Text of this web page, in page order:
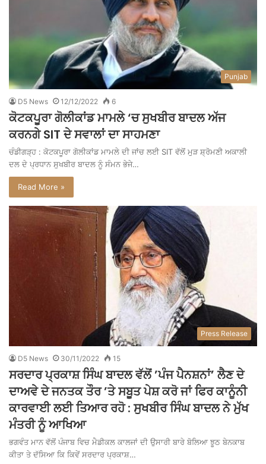
Punjab
D5 News 12/12/2022 6
ਕੋਟਕਪੂਰਾ ਗੋਲੀਕਾਂਡ ਮਾਮਲੇ ‘ਚ ਸੁਖਬੀਰ ਬਾਦਲ ਅੱਜ
ਕਰਨਗੇ SIT ਦੇ ਸਵਾਲਾਂ ਦਾ ਸਾਹਮਣਾ
ਚੰਡੀਗੜ੍ਹ : ਕੋਟਕਪੂਰਾ ਗੋਲੀਕਾਂਡ ਮਾਮਲੇ ਦੀ ਜਾਂਚ ਲਈ SIT ਵੱਲੋਂ ਮੁੜ ਸ਼੍ਰੋਮਣੀ ਅਕਾਲੀ
ਦਲ ਦੇ ਪ੍ਰਧਾਨ ਸੁਖਬੀਰ ਬਾਦਲ ਨੂੰ ਸੰਮਨ ਭੇਜੇ…
Read More »
Press Release
D5 News 30/11/2022 15
ਸਰਦਾਰ ਪ੍ਰਕਾਸ਼ ਸਿੰਘ ਬਾਦਲ ਵੱਲੋਂ ’ਪੰਜ ਪੈਨਸ਼ਨਾਂ’ ਲੈਣ ਦੇ
ਦਾਅਵੇ ਦੇ ਜਨਤਕ ਤੌਰ ’ਤੇ ਸਬੂਤ ਪੇਸ਼ ਕਰੋ ਜਾਂ ਫਿਰ ਕਾਨੂੰਨੀ
ਕਾਰਵਾਈ ਲਈ ਤਿਆਰ ਰਹੋ : ਸੁਖਬੀਰ ਸਿੰਘ ਬਾਦਲ ਨੇ ਮੁੱਖ
ਮੰਤਰੀ ਨੂੰ ਆਖਿਆ
ਭਗਵੰਤ ਮਾਨ ਵੱਲੋਂ ਪੰਜਾਬ ਵਿਚ ਮੈਡੀਕਲ ਕਾਲਜਾਂ ਦੀ ਉਸਾਰੀ ਬਾਰੇ ਬੋਲਿਆ ਝੂਠ ਬੇਨਕਾਬ
ਕੀਤਾ ਤੇ ਦੱਸਿਆ ਕਿ ਕਿਵੇਂ ਸਰਦਾਰ ਪ੍ਰਕਾਸ਼…